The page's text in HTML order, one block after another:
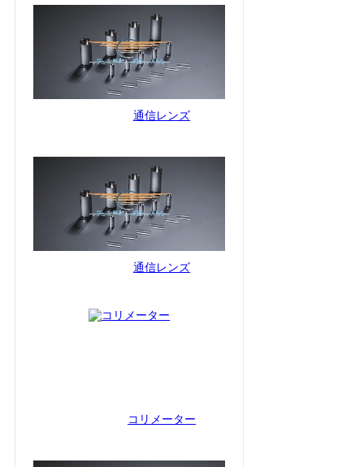
通信レンズ
通信レンズ
コリメーター